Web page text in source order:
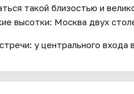
такой близостью и
высотки: Москва двух
у центрального